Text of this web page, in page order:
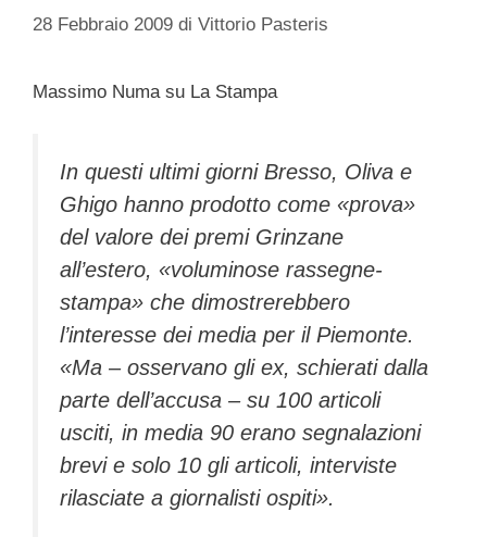
28 Febbraio 2009 di Vittorio Pasteris
Massimo Numa su La Stampa
In questi ultimi giorni Bresso, Oliva e
Ghigo hanno prodotto come «prova»
del valore dei premi Grinzane
all’estero, «voluminose rassegne-
stampa» che dimostrerebbero
l’interesse dei media per il Piemonte.
«Ma – osservano gli ex, schierati dalla
parte dell’accusa – su 100 articoli
usciti, in media 90 erano segnalazioni
brevi e solo 10 gli articoli, interviste
rilasciate a giornalisti ospiti».